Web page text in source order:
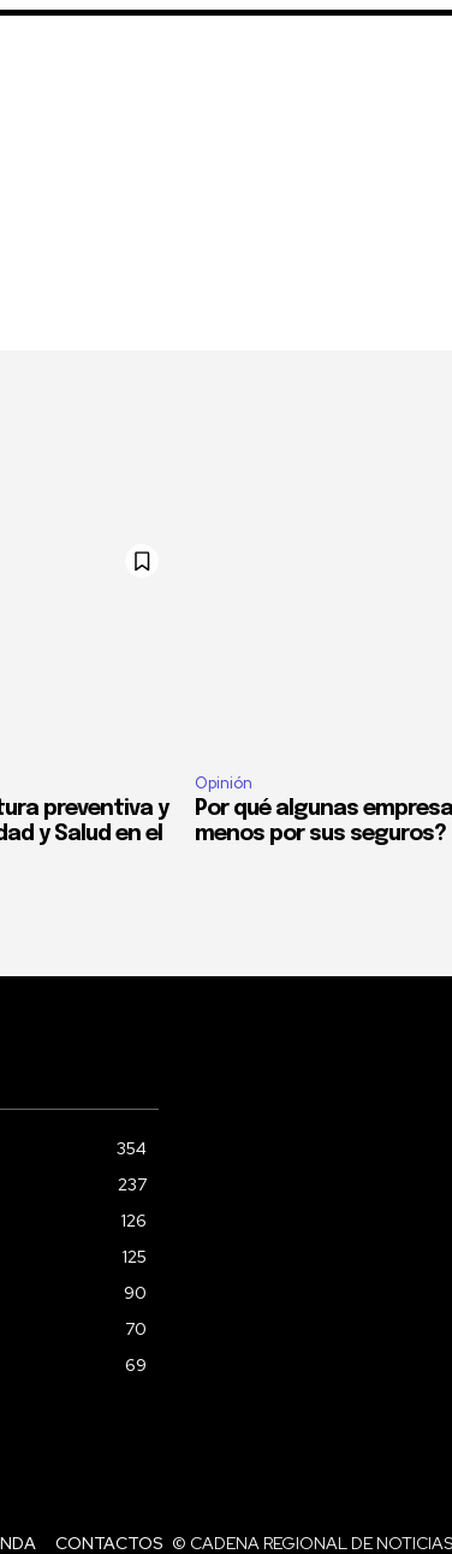
preventiva y
y Salud en el
Opinión
Por qué algunas
menos por sus seguros?
354
237
126
125
90
70
69
CONTACTOS © CADENA REGIONAL DE